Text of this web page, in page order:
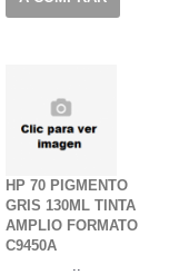
HP 70 PIGMENTO
GRIS 130ML TINTA
AMPLIO FORMATO
C9450A